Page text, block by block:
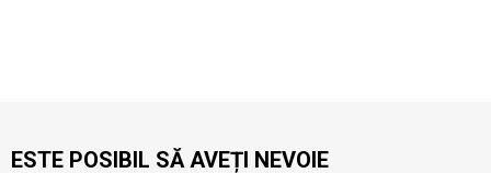
ESTE POSIBIL SĂ AVEȚI NEVOIE